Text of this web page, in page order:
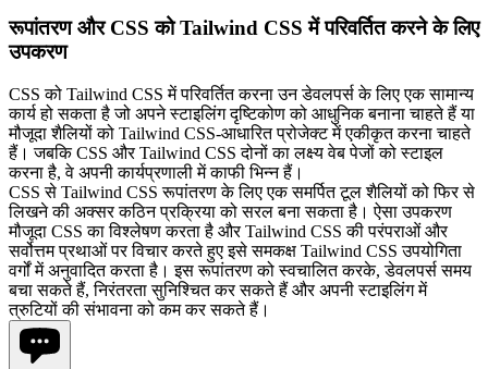
रूपांतरण और CSS को Tailwind CSS में परिवर्तित करने के लिए
उपकरण
CSS को Tailwind CSS में परिवर्तित करना उन डेवलपर्स के लिए एक सामान्य
कार्य हो सकता है जो अपने स्टाइलिंग दृष्टिकोण को आधुनिक बनाना चाहते हैं या
मौजूदा शैलियों को Tailwind CSS-आधारित प्रोजेक्ट में एकीकृत करना चाहते
हैं। जबकि CSS और Tailwind CSS दोनों का लक्ष्य वेब पेजों को स्टाइल
करना है, वे अपनी कार्यप्रणाली में काफी भिन्न हैं।
CSS से Tailwind CSS रूपांतरण के लिए एक समर्पित टूल शैलियों को फिर से
लिखने की अक्सर कठिन प्रक्रिया को सरल बना सकता है। ऐसा उपकरण
मौजूदा CSS का विश्लेषण करता है और Tailwind CSS की परंपराओं और
सर्वोत्तम प्रथाओं पर विचार करते हुए इसे समकक्ष Tailwind CSS उपयोगिता
वर्गों में अनुवादित करता है। इस रूपांतरण को स्वचालित करके, डेवलपर्स समय
बचा सकते हैं, निरंतरता सुनिश्चित कर सकते हैं और अपनी स्टाइलिंग में
त्रुटियों की संभावना को कम कर सकते हैं।